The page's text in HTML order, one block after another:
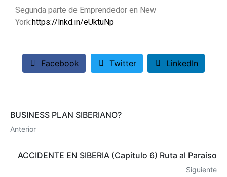
Segunda parte de Emprendedor en New
York:https://lnkd.in/eUktuNp
Facebook Twitter LinkedIn
BUSINESS PLAN SIBERIANO?
Anterior
ACCIDENTE EN SIBERIA (Capítulo 6) Ruta al Paraíso
Siguiente